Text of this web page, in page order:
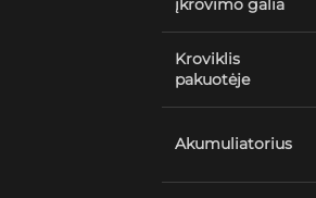
įkrovimo galia
Kroviklis
pakuotėje
Akumuliatorius